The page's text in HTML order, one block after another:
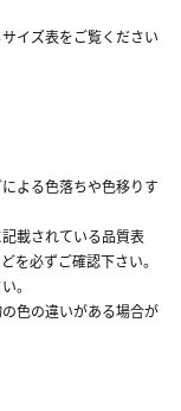
イズ表をご覧ください
よる色落ちや色移りす
載されている品質表
を必ずご確認下さい。
。
色の違いがある場合が